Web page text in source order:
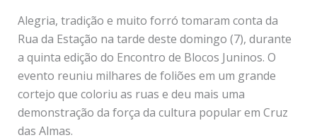
Alegria, tradição e muito forró tomaram conta da
Rua da Estação na tarde deste domingo (7), durante
a quinta edição do Encontro de Blocos Juninos. O
evento reuniu milhares de foliões em um grande
cortejo que coloriu as ruas e deu mais uma
demonstração da força da cultura popular em Cruz
das Almas.